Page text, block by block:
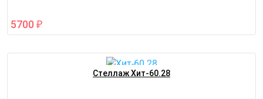
5700 ₽
Стеллаж Хит-60.28